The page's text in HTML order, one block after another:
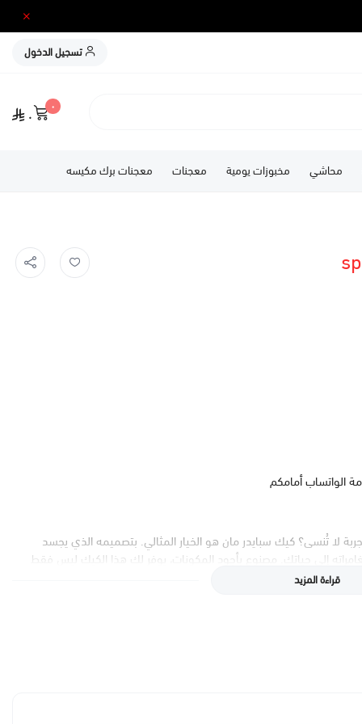
تسجيل الدخول
٠
٠
محاشي مخبوزات يومية معجنات معجنات برك مكيسه
الواتساب أمامكم
لا تُنسى؟ كيك سبايدر مان هو الخيار المثالي. بتصميمه الذي يجسد
إلى حياتك. مصنوع بأجود المكونات، يوفر لك هذا الكيك ليس فقط
تجذب الأنظار. بدقة متناهية وألوان زاهية، يقدم لك هذا الكيك تفاصيل
قراءة المزيد